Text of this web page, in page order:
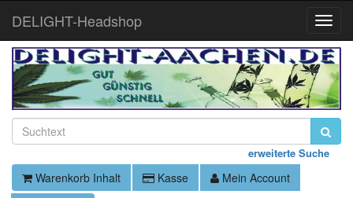
erweiterte Suche
Warenkorb Inhalt Kasse
Mein Account
Toggle
DELIGHT-Headshop